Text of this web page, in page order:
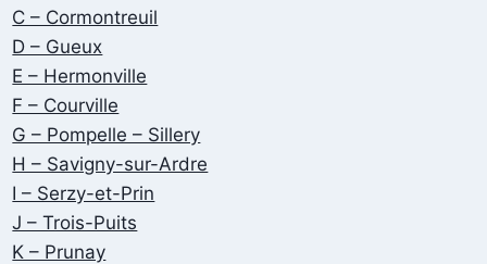
C – Cormontreuil
D – Gueux
E – Hermonville
F – Courville
G – Pompelle – Sillery
H – Savigny-sur-Ardre
I – Serzy-et-Prin
J – Trois-Puits
K – Prunay